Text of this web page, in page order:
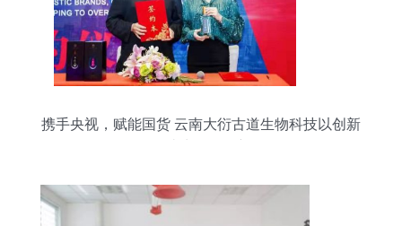
携手央视，赋能国货 云南大衍古道生物科技以创新